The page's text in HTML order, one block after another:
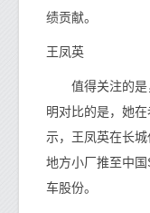
绩贡献。
王凤英
值得关注的是
明对比的是，她
示，王凤英在长
地方小厂推至中
车股份。